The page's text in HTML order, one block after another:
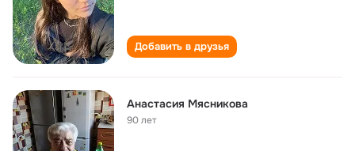
Добавить в друзья
Анастасия Мясникова
90 лет